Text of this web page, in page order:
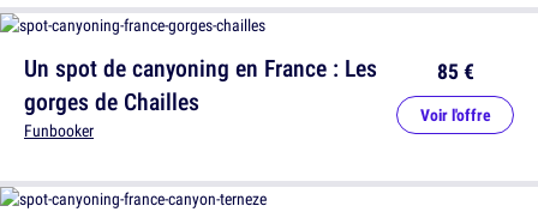
Un spot de canyoning en France : Les
gorges de Chailles
Funbooker
85 €
Voir l'offre